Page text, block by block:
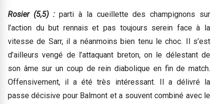
Rosier (5,5) :parti à la cueillette des champignons sur
l’action du but rennais et pas toujours serein face à la
vitesse de Sarr, il a néanmoins bien tenu le choc. Il s’est
d’ailleurs vengé de l’attaquant breton, on le délestant de
son âme sur un coup de rein diabolique en fin de match.
Offensivement, il a été très intéressant. Il a délivré la
passe décisive pour Balmont et a souvent combiné avec le